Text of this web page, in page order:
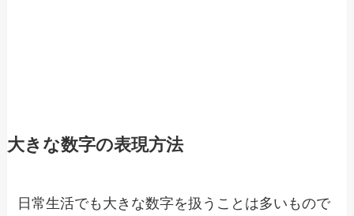
大きな数字の表現方法
日常生活でも大きな数字を扱うことは多いもので